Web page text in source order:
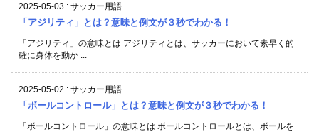
2025-05-03 : サッカー用語
「アジリティ」とは？意味と例文が３秒でわかる！
「アジリティ」の意味とは アジリティとは、サッカーにおいて素早く的
確に身体を動か ...
2025-05-02 : サッカー用語
「ボールコントロール」とは？意味と例文が３秒でわかる！
「ボールコントロール」の意味とは ボールコントロールとは、ボールを